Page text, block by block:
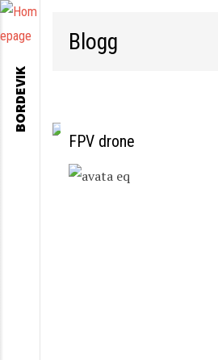
Blogg
FPV drone
BORDEVIK